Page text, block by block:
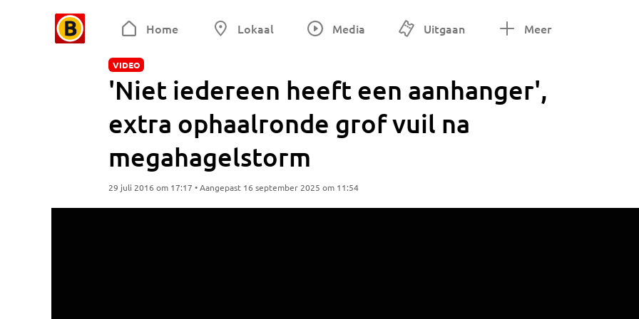
Home Lokaal Media Uitgaan Meer
VIDEO
'Niet iedereen heeft een aanhanger',
extra ophaalronde grof vuil na
megahagelstorm
29 juli 2016 om 17:17 • Aangepast 16 september 2025 om 11:54